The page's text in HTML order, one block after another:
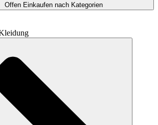
Offen Einkaufen nach Kategorien